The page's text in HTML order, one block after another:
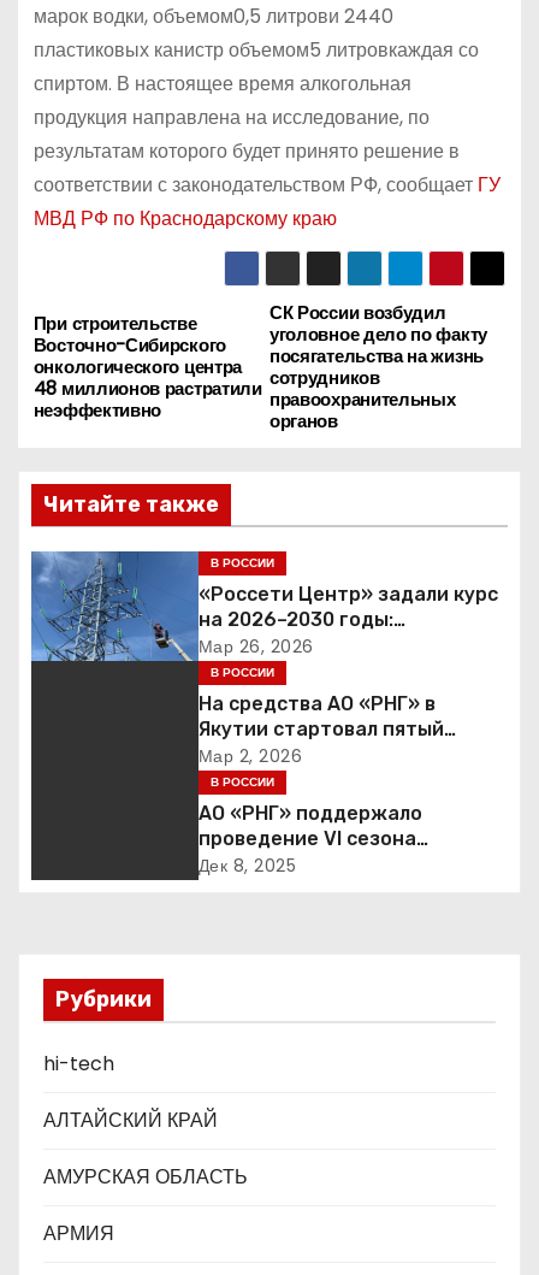
марок водки, объемом0,5 литрови 2440
пластиковых канистр объемом5 литровкаждая со
спиртом. В настоящее время алкогольная
продукция направлена на исследование, по
результатам которого будет принято решение в
соответствии с законодательством РФ, сообщает ГУ
МВД РФ по Краснодарскому краю
Н
а
в
и
г
а
ц
з
п
и
с
я
м
СК России возбудил
уголовное дело по факту
посягательства на жизнь
сотрудников
правоохранительных
органов
При строительстве
Восточно-Сибирского
онкологического центра
48 миллионов растратили
неэффективно
Читайте также
В РОССИИ
«Россети Центр» задали курс
на 2026–2030 годы:
инвестиции в надежность и
сбалансированная
финансовая политика
Мар 26, 2026
В РОССИИ
На средства АО «РНГ» в
Якутии стартовал пятый
юбилейный конкурс в сфере
образования
Мар 2, 2026
В РОССИИ
АО «РНГ» поддержало
проведение VI сезона
международной детско-
Дек 8, 2025
Рубрики
hi-tech
АЛТАЙСКИЙ КРАЙ
АМУРСКАЯ ОБЛАСТЬ
АРМИЯ